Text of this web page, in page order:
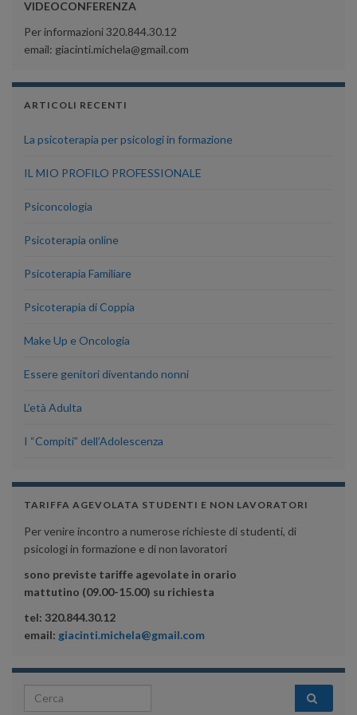
VIDEOCONFERENZA
Per informazioni 320.844.30.12
email: giacinti.michela@gmail.com
ARTICOLI RECENTI
La psicoterapia per psicologi in formazione
IL MIO PROFILO PROFESSIONALE
Psiconcologia
Psicoterapia online
Psicoterapia Familiare
Psicoterapia di Coppia
Make Up e Oncologia
Essere genitori diventando nonni
L’età Adulta
I “Compiti” dell’Adolescenza
TARIFFA AGEVOLATA STUDENTI E NON LAVORATORI
Per venire incontro a numerose richieste di studenti, di
psicologi in formazione e di non lavoratori
sono previste tariffe agevolate in orario
mattutino (09.00-15.00) su richiesta
tel: 320.844.30.12
email: giacinti.michela@gmail.com
Search for: